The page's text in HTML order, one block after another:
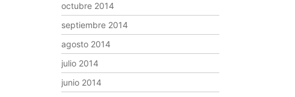
octubre 2014
septiembre 2014
agosto 2014
julio 2014
junio 2014